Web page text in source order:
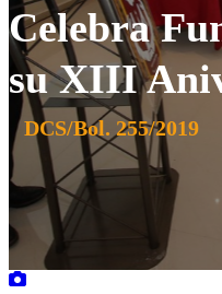
Celebra
su XIII
DCS/Bol. 255/2019